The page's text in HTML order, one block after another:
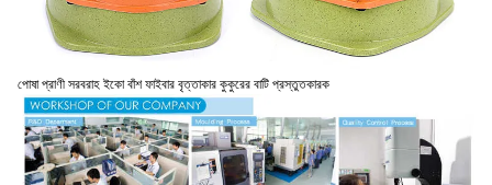
পোষা প্রাণী সরবরাহ ইকো বাঁশ ফাইবার বৃত্তাকার কুকুরের বাটি প্রস্তুতকারক